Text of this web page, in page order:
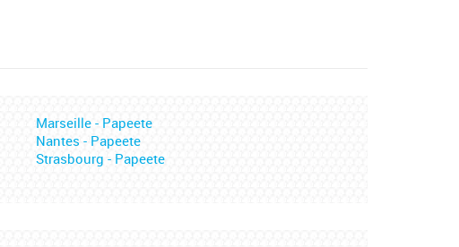
Marseille - Papeete
Nantes - Papeete
Strasbourg - Papeete